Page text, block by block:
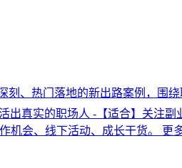
、热门落地的新出路案例，围
真实的职场人 -【适合】关注
机会、线下活动、成长干货。 更